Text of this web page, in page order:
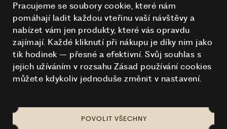
O NÁKUPU
HODINKY
Pracujeme se soubory cookie, které nám
pomáhají ladit každou vteřinu vaší návštěvy a
nabízet vám jen produkty, které vás opravdu
zajímají. Každé kliknutí při nákupu je díky nim jako
tik hodinek – přesné a efektivní. Svůj souhlas s
jejich užíváním v rozsahu Zásad používání cookies
můžete kdykoliv jednoduše změnit v nastavení.
POVOLIT VŠECHNY